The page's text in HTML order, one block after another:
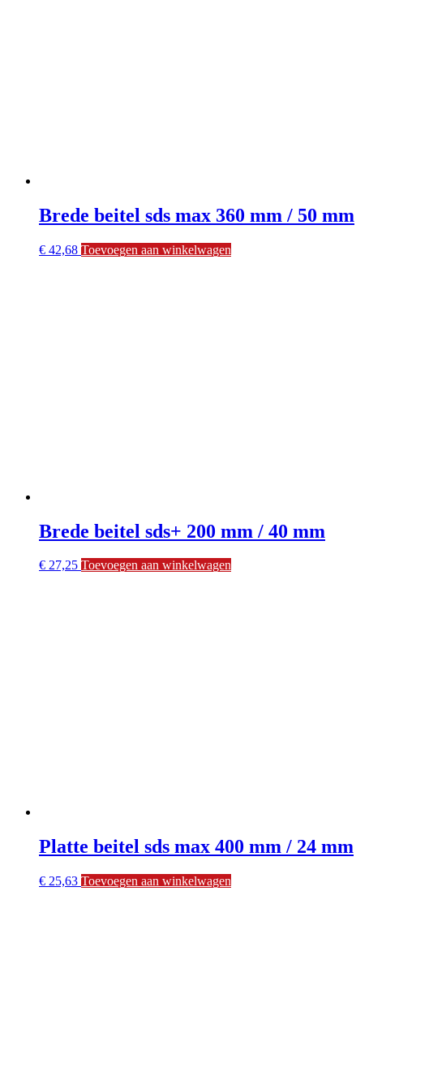
Brede beitel sds max 360 mm / 50 mm
€ 42,68 Toevoegen aan winkelwagen
Brede beitel sds+ 200 mm / 40 mm
€ 27,25 Toevoegen aan winkelwagen
Platte beitel sds max 400 mm / 24 mm
€ 25,63 Toevoegen aan winkelwagen